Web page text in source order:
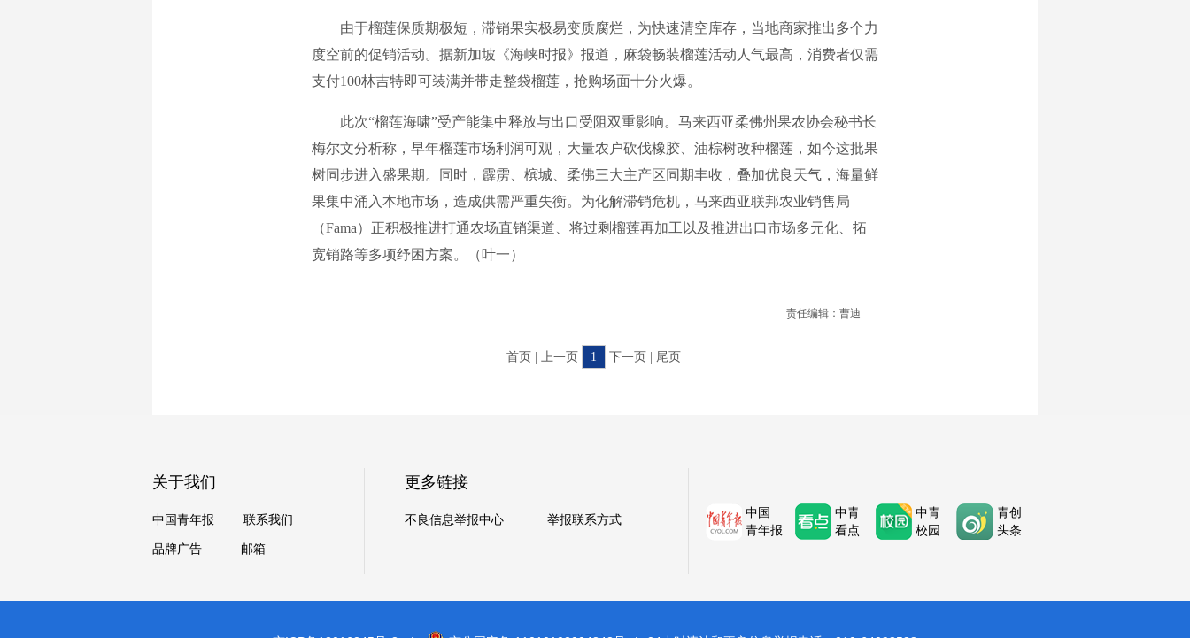
由于榴莲保质期极短，滞销果实极易变质腐烂，为快速清空库存，当地商家推出多个力
度空前的促销活动。据新加坡《海峡时报》报道，麻袋畅装榴莲活动人气最高，消费者仅需
支付100林吉特即可装满并带走整袋榴莲，抢购场面十分火爆。
此次“榴莲海啸”受产能集中释放与出口受阻双重影响。马来西亚柔佛州果农协会秘书长
梅尔文分析称，早年榴莲市场利润可观，大量农户砍伐橡胶、油棕树改种榴莲，如今这批果
树同步进入盛果期。同时，霹雳、槟城、柔佛三大主产区同期丰收，叠加优良天气，海量鲜
果集中涌入本地市场，造成供需严重失衡。为化解滞销危机，马来西亚联邦农业销售局
（Fama）正积极推进打通农场直销渠道、将过剩榴莲再加工以及推进出口市场多元化、拓
宽销路等多项纾困方案。（叶一）
责任编辑：曹迪
首页 | 上一页 1 下一页 | 尾页
关于我们
中国青年报 联系我们
品牌广告 邮箱
更多链接
不良信息举报中心 举报联系方式
中国
青年报
中青
看点
中青
校园
青创
头条